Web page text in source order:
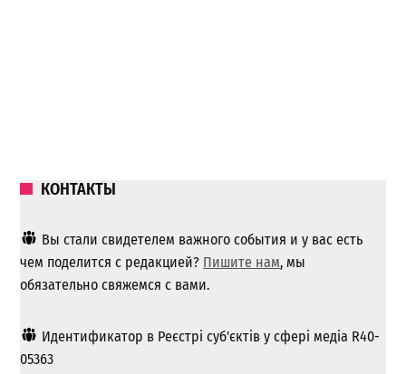
КОНТАКТЫ
Вы стали свидетелем важного события и у вас есть
чем поделится с редакцией? Пишите нам, мы
обязательно свяжемся с вами.
Идентификатор в Реєстрі суб'єктів у сфері медіа R40-
05363